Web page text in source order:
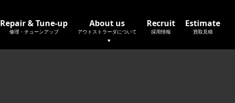
Repair & Tune-up
修理・チューンアップ
About us
アウトストラーダについて
Recruit
採用情報
Estimate
買取見積